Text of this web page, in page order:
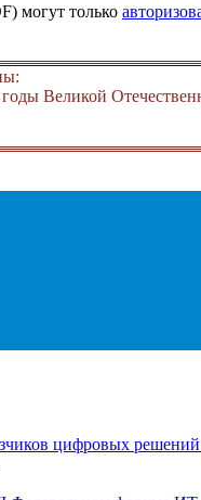
могут только
Великой
цифровых